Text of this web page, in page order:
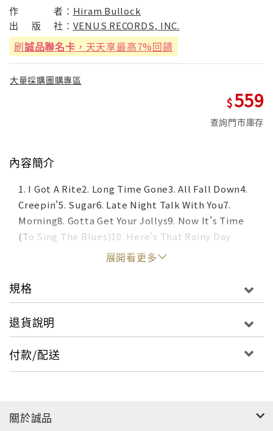
作 者： Hiram Bullock
出
版 社： VENUS RECORDS, INC.
刷誠品聯名卡 ，天天享最高7%回饋
大量採購團購專區
559
查詢門市庫存
內容簡介
1. I Got A Rite2. Long Time Gone3. All Fall Down4.
Creepin'5. Sugar6. Late Night Talk With You7.
Morning8. Gotta Get Your Jollys9. Now It's Time
(To Sing The Blues)10. Here's That Rainy Day
展開看更多
規格
退貨說明
付款/配送
關於誠品